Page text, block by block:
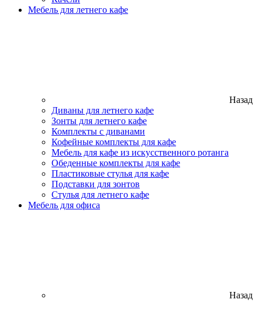
Мебель для летнего кафе
Назад
Диваны для летнего кафе
Зонты для летнего кафе
Комплекты с диванами
Кофейные комплекты для кафе
Мебель для кафе из искусственного ротанга
Обеденные комплекты для кафе
Пластиковые стулья для кафе
Подставки для зонтов
Стулья для летнего кафе
Мебель для офиса
Назад